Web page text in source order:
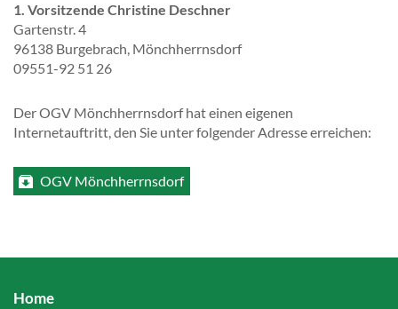
1. Vorsitzende Christine Deschner
Gartenstr. 4
96138 Burgebrach, Mönchherrnsdorf
09551-92 51 26
Der OGV Mönchherrnsdorf hat einen eigenen
Internetauftritt, den Sie unter folgender Adresse erreichen:
OGV Mönchherrnsdorf
Home